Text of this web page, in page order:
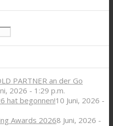
PARTNER an der Go
2026 - 1:29 p.m.
hat begonnen!10 Juni, 2026 -
Awards 20268 Juni, 2026 -